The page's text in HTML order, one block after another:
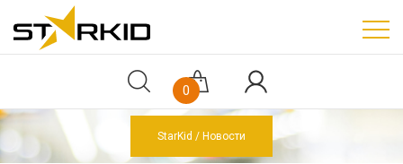
0
StarKid Новости